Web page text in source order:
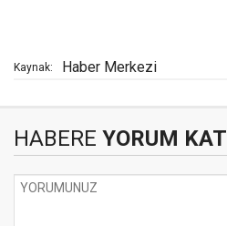
Kaynak: Haber Merkezi
HABERE YORUM KAT